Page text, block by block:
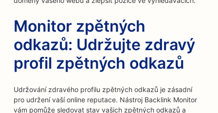
Monitor zpětných
odkazů: Udržujte zdravý
profil zpětných odkazů
Udržování zdravého profilu zpětných odkazů je zásadní
pro udržení vaší online reputace. Nástroj Backlink Monitor
vám pomůže sledovat stav vašich zpětných odkazů a